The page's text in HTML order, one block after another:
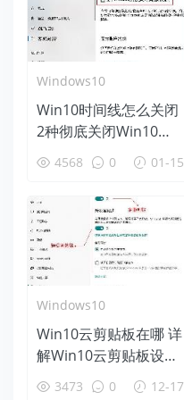
Windows10
Win10时间线怎么关闭
2种彻底关闭Win10时
间线方法
4568 0 01-15
Windows10
Win10云剪贴板在哪 详
解Win10云剪贴板设置
使用教程
3473 0 12-17